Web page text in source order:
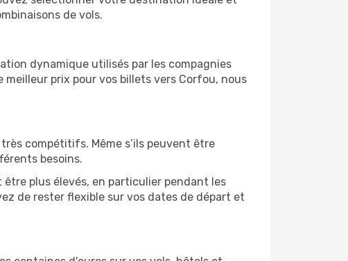
de vols.
dynamique utilisés par les compagnies
prix pour vos billets vers Corfou, nous
compétitifs. Même s’ils peuvent être
besoins.
plus élevés, en particulier pendant les
de rester flexible sur vos dates de départ et